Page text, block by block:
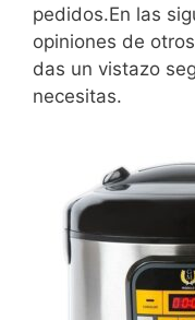
pedidos.En las
opiniones de
das un vistazo
necesitas.